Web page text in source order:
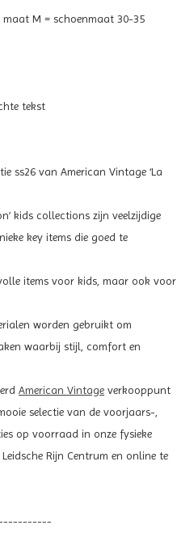
M = schoenmaat 30-35
tekst
ss26 van American Vintage ‘La
kids collections zijn veelzijdige
key items die goed te
items voor kids, maar ook voor
worden gebruikt om
waarbij stijl, comfort en
American Vintage verkooppunt
selectie van de voorjaars-,
op voorraad in onze fysieke
Rijn Centrum en online te